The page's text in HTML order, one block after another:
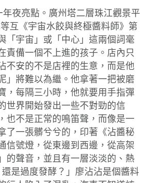
夜亮點。廣州塔二層珠江觀景平
互《宇宙水餃與終極醬料師》第
「宇宙」或「中心」這兩個詞毫
責備一個不上進的孩子。店內只
不安的不是店裡的生意，而是他
」將難以為繼。他拿著一把被磨
，每隔三小時，他就要用手指彈
世界開始發出一些不對勁的信
不是正常的鳴笛聲，而像是一
了一張髒兮兮的，印著《沾醬秘
信號燈，從東邊到西邊，從高架
的聲音，並且有一層淡淡的、熱
是過度發酵？」廖沾沾是個醬料